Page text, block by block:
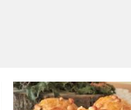
Dodaj do